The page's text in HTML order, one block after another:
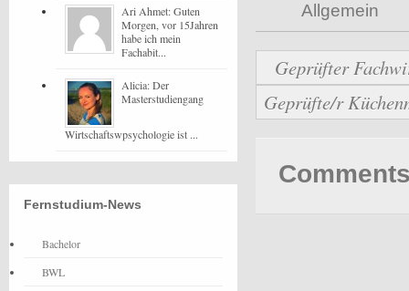
Allgemein
Geprüfter
Geprüfte/r
Ari Ahmet: Guten
Morgen, vor 15Jahren
habe ich mein
Fachabit...
Alicia: Der
Masterstudiengang
Wirtschaftswpsychologie ist ...
Fernstudium-News
Bachelor
BWL